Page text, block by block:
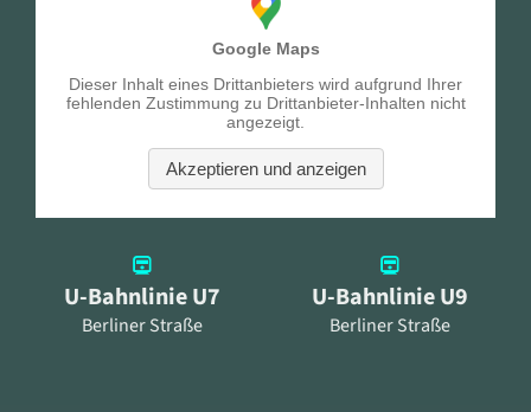
U-Bahnlinie U7
Berliner Straße
U-Bahnlinie U9
Berliner Straße